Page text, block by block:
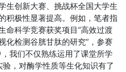
生创新大赛、挑战杯全国大学生
积极性显著提高。例如，笔者指
命科学竞赛获奖项目“高效过渡
化检测谷胱甘肽的研究”，参赛
我们不仅熟练运用了课堂所学
，对酶学性质等生化知识有了